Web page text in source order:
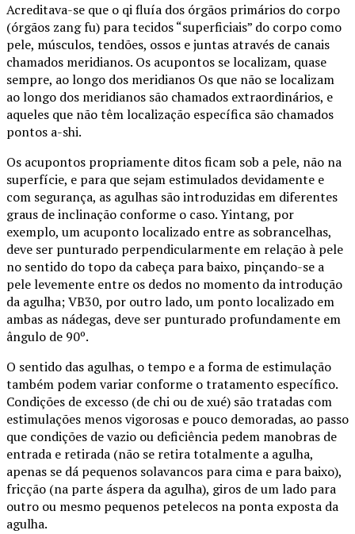
Acreditava-se que o qi fluía dos órgãos primários do corpo
(órgãos zang fu) para tecidos “superficiais” do corpo como
pele, músculos, tendões, ossos e juntas através de canais
chamados meridianos. Os acupontos se localizam, quase
sempre, ao longo dos meridianos Os que não se localizam
ao longo dos meridianos são chamados extraordinários, e
aqueles que não têm localização específica são chamados
pontos a-shi.
Os acupontos propriamente ditos ficam sob a pele, não na
superfície, e para que sejam estimulados devidamente e
com segurança, as agulhas são introduzidas em diferentes
graus de inclinação conforme o caso. Yintang, por
exemplo, um acuponto localizado entre as sobrancelhas,
deve ser punturado perpendicularmente em relação à pele
no sentido do topo da cabeça para baixo, pinçando-se a
pele levemente entre os dedos no momento da introdução
da agulha; VB30, por outro lado, um ponto localizado em
ambas as nádegas, deve ser punturado profundamente em
ângulo de 90º.
O sentido das agulhas, o tempo e a forma de estimulação
também podem variar conforme o tratamento específico.
Condições de excesso (de chi ou de xué) são tratadas com
estimulações menos vigorosas e pouco demoradas, ao passo
que condições de vazio ou deficiência pedem manobras de
entrada e retirada (não se retira totalmente a agulha,
apenas se dá pequenos solavancos para cima e para baixo),
fricção (na parte áspera da agulha), giros de um lado para
outro ou mesmo pequenos petelecos na ponta exposta da
agulha.